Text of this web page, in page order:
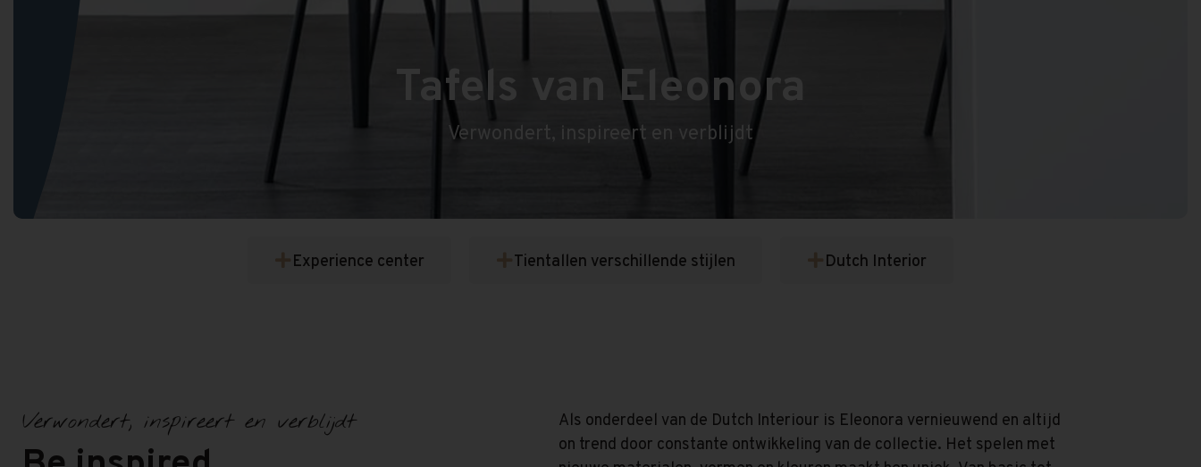
Tafels van Eleonora
Verwondert, inspireert en verblijdt
Experience center Tientallen verschillende stijlen Dutch Interior
Verwondert, inspireert en verblijdt
Als onderdeel van de Dutch Interiour is Eleonora vernieuwend en altijd
on trend door constante ontwikkeling van de collectie. Het spelen met